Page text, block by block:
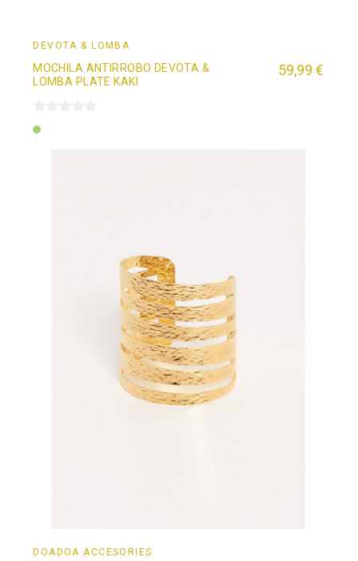
DEVOTA & LOMBA
MOCHILA ANTIRROBO DEVOTA &
LOMBA PLATE KAKI
59,99 €
Verde
DOADOÄ ACCESORIES